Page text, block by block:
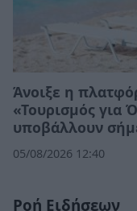
Άνοιξε η
«Τουρισμός για
υποβάλλουν
05/08/2026 12:40
Ροή Ειδήσεων